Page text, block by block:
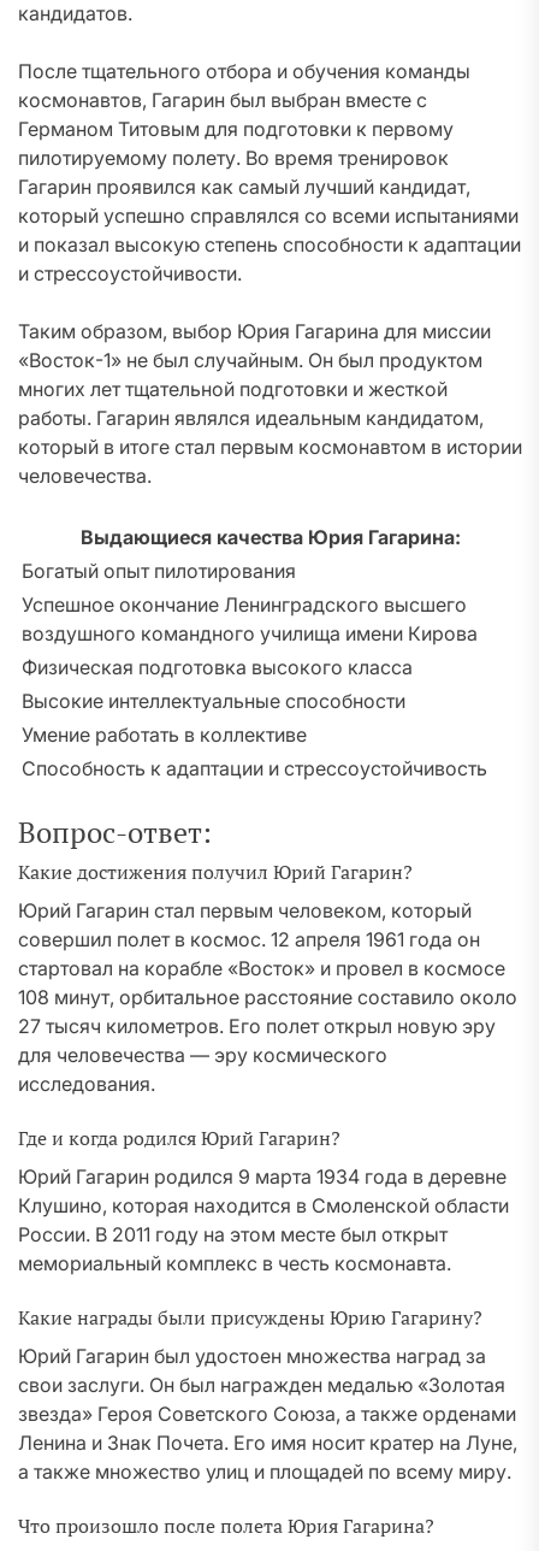
кандидатов.
После тщательного отбора и обучения команды
космонавтов, Гагарин был выбран вместе с
Германом Титовым для подготовки к первому
пилотируемому полету. Во время тренировок
Гагарин проявился как самый лучший кандидат,
который успешно справлялся со всеми испытаниями
и показал высокую степень способности к адаптации
и стрессоустойчивости.
Таким образом, выбор Юрия Гагарина для миссии
«Восток-1» не был случайным. Он был продуктом
многих лет тщательной подготовки и жесткой
работы. Гагарин являлся идеальным кандидатом,
который в итоге стал первым космонавтом в истории
человечества.
Выдающиеся качества Юрия Гагарина:
Богатый опыт пилотирования
Успешное окончание Ленинградского высшего
воздушного командного училища имени Кирова
Физическая подготовка высокого класса
Высокие интеллектуальные способности
Умение работать в коллективе
Способность к адаптации и стрессоустойчивость
Вопрос-ответ:
Какие достижения получил Юрий Гагарин?
Юрий Гагарин стал первым человеком, который
совершил полет в космос. 12 апреля 1961 года он
стартовал на корабле «Восток» и провел в космосе
108 минут, орбитальное расстояние составило около
27 тысяч километров. Его полет открыл новую эру
для человечества — эру космического
исследования.
Где и когда родился Юрий Гагарин?
Юрий Гагарин родился 9 марта 1934 года в деревне
Клушино, которая находится в Смоленской области
России. В 2011 году на этом месте был открыт
мемориальный комплекс в честь космонавта.
Какие награды были присуждены Юрию Гагарину?
Юрий Гагарин был удостоен множества наград за
свои заслуги. Он был награжден медалью «Золотая
звезда» Героя Советского Союза, а также орденами
Ленина и Знак Почета. Его имя носит кратер на Луне,
а также множество улиц и площадей по всему миру.
Что произошло после полета Юрия Гагарина?